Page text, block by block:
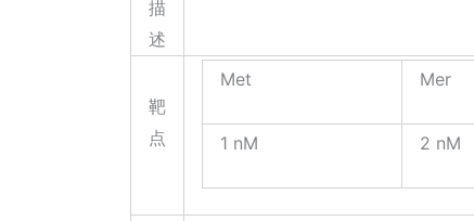
描
述
靶
点
Met Mer
1 nM 2 nM